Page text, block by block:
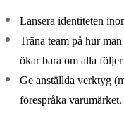
Lansera identiteten
Träna team på hur
ökar bara om alla följer
Ge anställda verktyg
förespråka varumärket.